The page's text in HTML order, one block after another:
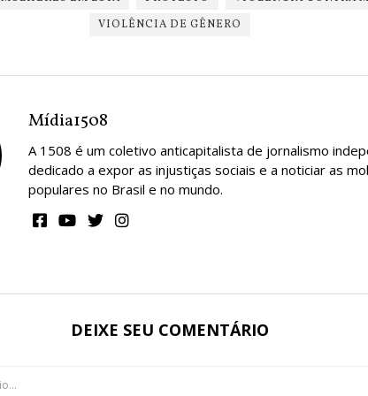
VIOLÊNCIA DE GÊNERO
Mídia1508
A 1508 é um coletivo anticapitalista de jornalismo
dedicado a expor as injustiças sociais e a noticiar as
populares no Brasil e no mundo.
DEIXE SEU COMENTÁRIO